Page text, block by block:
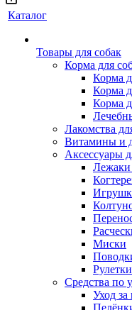
Каталог
Товары для собак
Корма для
Корма
Корма
Корма
Лакомства
Витамины и
Аксессуары
Лежаки
Миски
Средства по
Уход